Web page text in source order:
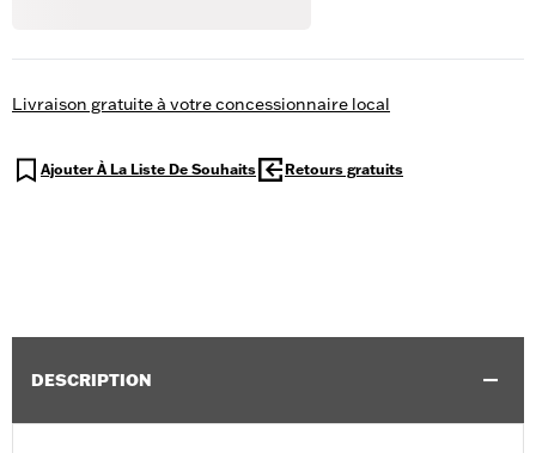
Livraison gratuite à votre concessionnaire local
Ajouter À La Liste De Souhaits Retours gratuits
DESCRIPTION